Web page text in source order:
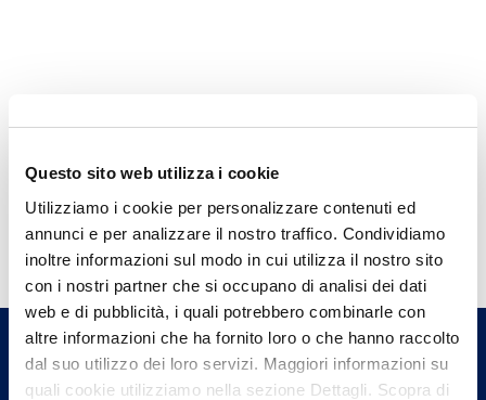
Questo sito web utilizza i cookie
Utilizziamo i cookie per personalizzare contenuti ed
annunci e per analizzare il nostro traffico. Condividiamo
inoltre informazioni sul modo in cui utilizza il nostro sito
con i nostri partner che si occupano di analisi dei dati
web e di pubblicità, i quali potrebbero combinarle con
altre informazioni che ha fornito loro o che hanno raccolto
dal suo utilizzo dei loro servizi. Maggiori informazioni su
quali cookie utilizziamo nella sezione Dettagli. Scopra di
Hai bisogno di
informazioni?
Trova l'Agenzia più vicina a te e parla con
un nostro Agente.
Contattaci